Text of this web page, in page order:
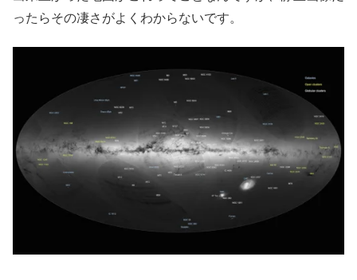
ったらその凄さがよくわからないです。